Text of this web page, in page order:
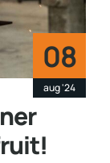
08
aug '24